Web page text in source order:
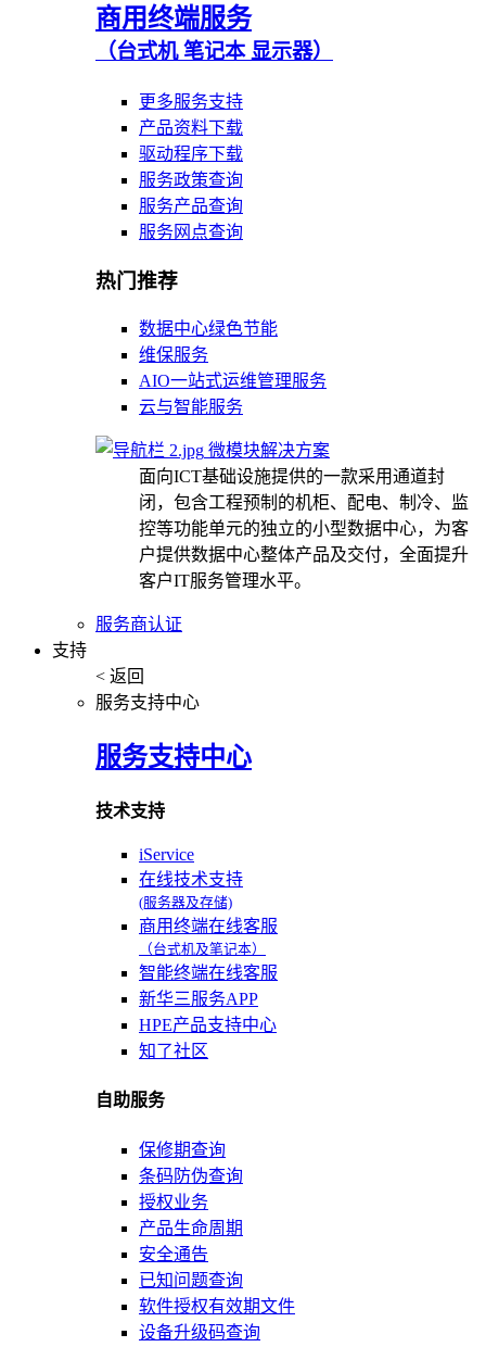
商用终端服务
（台式机 笔记本 显示器）
更多服务支持
产品资料下载
驱动程序下载
服务政策查询
服务产品查询
服务网点查询
热门推荐
数据中心绿色节能
维保服务
AIO一站式运维管理服务
云与智能服务
微模块解决方案
面向ICT基础设施提供的一款采用通道封
闭，包含工程预制的机柜、配电、制冷、监
控等功能单元的独立的小型数据中心，为客
户提供数据中心整体产品及交付，全面提升
客户IT服务管理水平。
服务商认证
支持
< 返回
服务支持中心
服务支持中心
技术支持
iService
在线技术支持
(服务器及存储)
商用终端在线客服
（台式机及笔记本）
智能终端在线客服
新华三服务APP
HPE产品支持中心
知了社区
自助服务
保修期查询
条码防伪查询
授权业务
产品生命周期
安全通告
已知问题查询
软件授权有效期文件
设备升级码查询